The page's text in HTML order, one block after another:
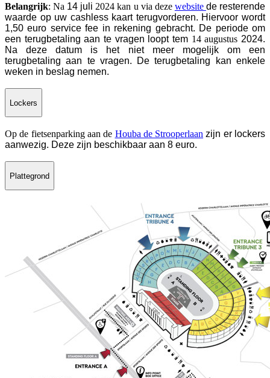
Belangrijk: Na 14 juli 2024 kan u via deze website de resterende
waarde op uw cashless kaart terugvorderen. Hiervoor wordt
1,50 euro service fee in rekening gebracht. De periode om
een terugbetaling aan te vragen loopt tem 14 augustus 2024.
Na deze datum is het niet meer mogelijk om een
terugbetaling aan te vragen. De terugbetaling kan enkele
weken in beslag nemen.
Lockers
Op de fietsenparking aan de Houba de Strooperlaan zijn er lockers
aanwezig. Deze zijn beschikbaar aan 8 euro.
Plattegrond